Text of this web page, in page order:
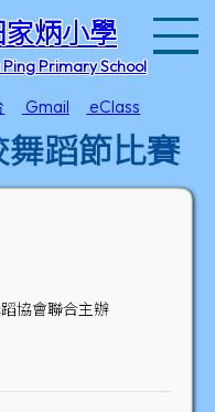
炳小學
Ping Primary School
Gmail eClass
蹈節比賽
協會聯合主辦